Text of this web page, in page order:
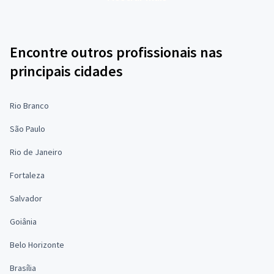
Encontre outros profissionais nas
principais cidades
Rio Branco
São Paulo
Rio de Janeiro
Fortaleza
Salvador
Goiânia
Belo Horizonte
Brasília